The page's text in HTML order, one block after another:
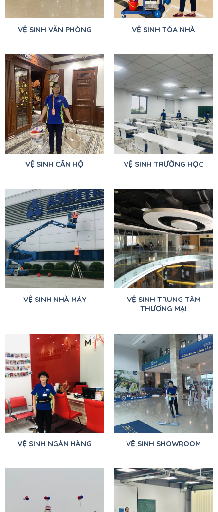
VỆ SINH VĂN PHÒNG VỆ SINH TÒA NHÀ
VỆ SINH CĂN HỘ VỆ SINH TRƯỜNG HỌC
VỆ SINH NHÀ MÁY
VỆ SINH TRUNG TÂM
THƯƠNG MẠI
VỆ SINH NGÂN HÀNG VỆ SINH SHOWROOM